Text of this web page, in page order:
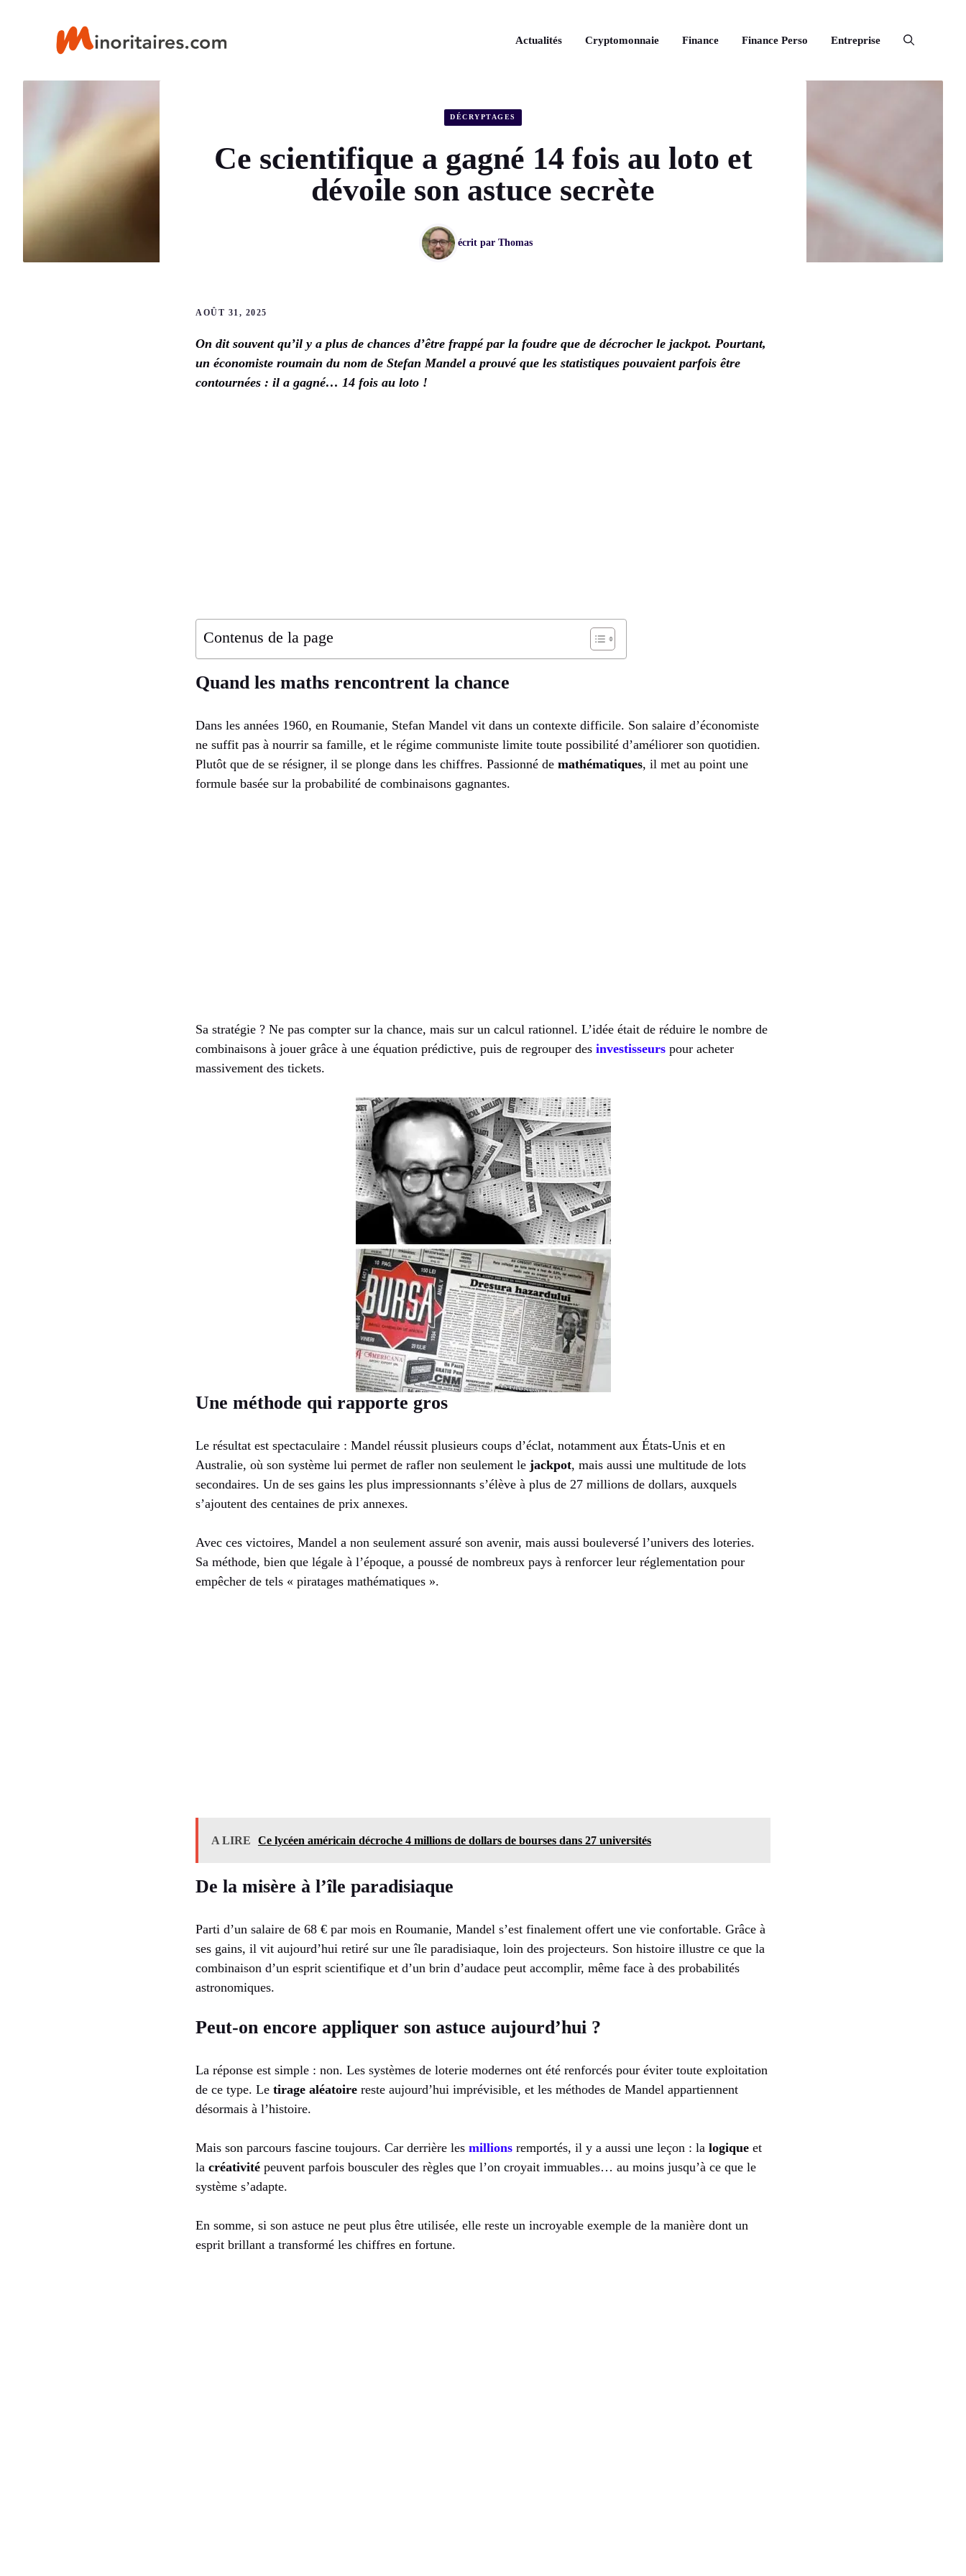
Actualités Cryptomonnaie Finance Finance Perso Entreprise
DÉCRYPTAGES
Ce scientifique a gagné 14 fois au loto et
dévoile son astuce secrète
écrit par Thomas
AOÛT 31, 2025
On dit souvent qu’il y a plus de chances d’être frappé par la foudre que de décrocher le jackpot. Pourtant,
un économiste roumain du nom de Stefan Mandel a prouvé que les statistiques pouvaient parfois être
contournées : il a gagné… 14 fois au loto !
Contenus de la page
Quand les maths rencontrent la chance
Dans les années 1960, en Roumanie, Stefan Mandel vit dans un contexte difficile. Son salaire d’économiste
ne suffit pas à nourrir sa famille, et le régime communiste limite toute possibilité d’améliorer son quotidien.
Plutôt que de se résigner, il se plonge dans les chiffres. Passionné de mathématiques, il met au point une
formule basée sur la probabilité de combinaisons gagnantes.
Sa stratégie ? Ne pas compter sur la chance, mais sur un calcul rationnel. L’idée était de réduire le nombre de
combinaisons à jouer grâce à une équation prédictive, puis de regrouper des investisseurs pour acheter
massivement des tickets.
Une méthode qui rapporte gros
Le résultat est spectaculaire : Mandel réussit plusieurs coups d’éclat, notamment aux États-Unis et en
Australie, où son système lui permet de rafler non seulement le jackpot, mais aussi une multitude de lots
secondaires. Un de ses gains les plus impressionnants s’élève à plus de 27 millions de dollars, auxquels
s’ajoutent des centaines de prix annexes.
Avec ces victoires, Mandel a non seulement assuré son avenir, mais aussi bouleversé l’univers des loteries.
Sa méthode, bien que légale à l’époque, a poussé de nombreux pays à renforcer leur réglementation pour
empêcher de tels « piratages mathématiques ».
A LIRE Ce lycéen américain décroche 4 millions de dollars de bourses dans 27 universités
De la misère à l’île paradisiaque
Parti d’un salaire de 68 € par mois en Roumanie, Mandel s’est finalement offert une vie confortable. Grâce à
ses gains, il vit aujourd’hui retiré sur une île paradisiaque, loin des projecteurs. Son histoire illustre ce que la
combinaison d’un esprit scientifique et d’un brin d’audace peut accomplir, même face à des probabilités
astronomiques.
Peut-on encore appliquer son astuce aujourd’hui ?
La réponse est simple : non. Les systèmes de loterie modernes ont été renforcés pour éviter toute exploitation
de ce type. Le tirage aléatoire reste aujourd’hui imprévisible, et les méthodes de Mandel appartiennent
désormais à l’histoire.
Mais son parcours fascine toujours. Car derrière les millions remportés, il y a aussi une leçon : la logique et
la créativité peuvent parfois bousculer des règles que l’on croyait immuables… au moins jusqu’à ce que le
système s’adapte.
En somme, si son astuce ne peut plus être utilisée, elle reste un incroyable exemple de la manière dont un
esprit brillant a transformé les chiffres en fortune.